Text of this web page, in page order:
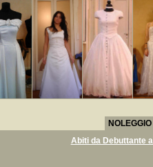
Abiti da Debuttante